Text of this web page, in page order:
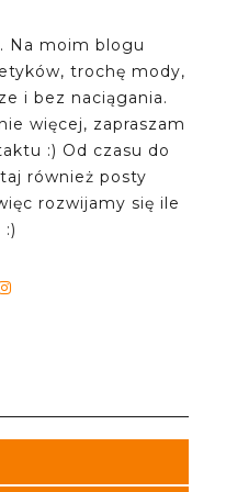
Na moim blogu
trochę mody,
i bez naciągania.
więcej, zapraszam
:) Od czasu do
również posty
rozwijamy się ile
:)